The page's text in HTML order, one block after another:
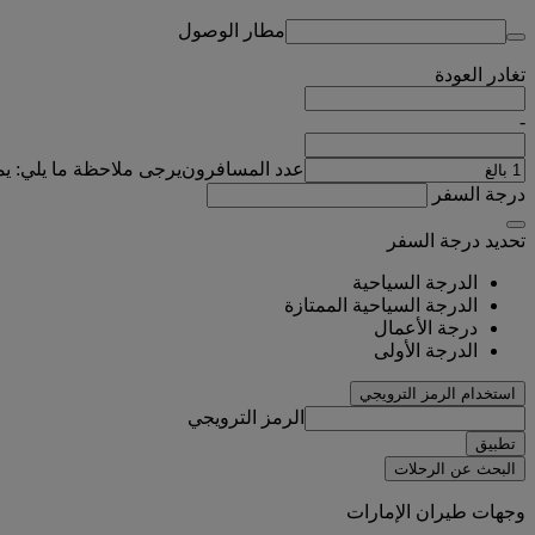
مطار الوصول
تغادر العودة
-
عدد المسافرونيرجى ملاحظة ما يلي:
درجة السفر
تحديد درجة السفر
الدرجة السياحية
الدرجة السياحية الممتازة
درجة الأعمال
الدرجة الأولى
استخدام الرمز الترويجي
الرمز الترويجي
تطبيق
البحث عن الرحلات
وجهات طيران الإمارات